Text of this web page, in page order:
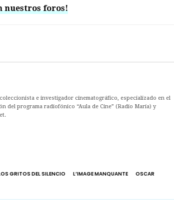
nuestros foros!
e investigador cinematográfico, especializado en el
del programa radiofónico “Aula de Cine” (Radio María) y
GRITOS DEL SILENCIO L’IMAGE MANQUANTE
OSCAR